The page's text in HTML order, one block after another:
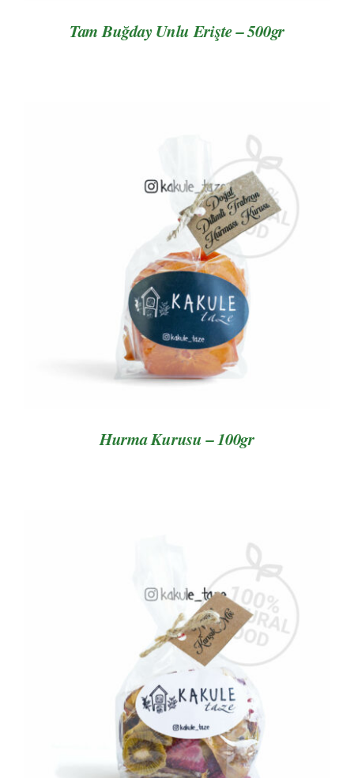
Tam Buğday Unlu Erişte – 500gr
AYRINTILAR
Hurma Kurusu – 100gr
AYRINTILAR